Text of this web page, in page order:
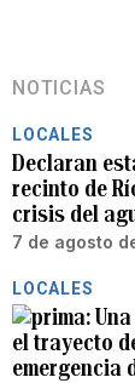
NOTICIAS
LOCALES
Declaran
recinto de
crisis del
7 de agosto
LOCALES
el trayecto
emergencia